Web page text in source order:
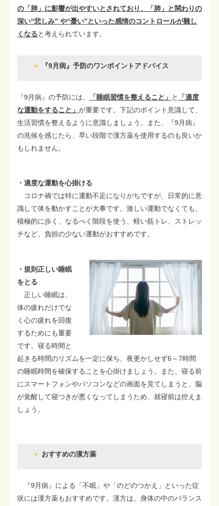
の「肺」に影響が出やすいとされており、「肺」と関わりの
深い“悲しみ” や“憂い”といった感情のコントロールが難し
くなると考えられています。
『9月病』予防のワンポイントアドバイス
『9月病』の予防には、 「睡眠習慣を整えること」 と
「適度
な運動をすること」 が重要です。下記のポイント意識して、
生活習慣を整えるように意識しましょう。また、『9月病』
の兆候を感じたら、早い段階で漢方薬を使用するのも良いか
もしれません。
・適度な運動を心掛ける
コロナ禍では特に運動不足になりがちですが、日常的に意
識して体を動かすことが大事です。激しい運動でなくても、
積極的に歩く、なるべく階段を使う、軽い筋トレ、ストレッ
チなど、負担の少ない運動がおすすめです。
・規則正しい睡眠
をとる
正しい睡眠は、
体の疲れだけでな
く心の疲れを回復
するためにも重要
です。寝る時間と
起きる時間のリズムを一定に保ち、夜更かしせず6～7時間
の睡眠時間を確保することを心掛けましょう。また、寝る前
にスマートフォンやパソコンなどの画面を見てしまうと、脳
が覚醒して寝つきが悪くなってしまうため、就寝前は控えま
しょう。
おすすめの漢方薬
『9月病』による「不眠」や「のどのつかえ」といった症
状には漢方薬もおすすめです。漢方は、身体の中のバランス